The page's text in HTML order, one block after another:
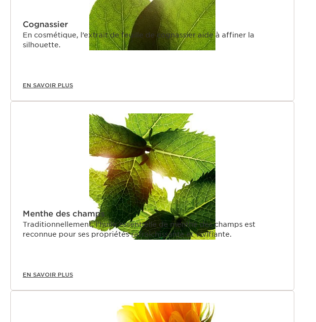
Cognassier
En cosmétique, l’extrait de feuille de cognassier aide à affiner la
silhouette.
EN SAVOIR PLUS
Menthe des champs
Traditionnellement, l’huile essentielle de menthe des champs est
reconnue pour ses propriétés rafraîchissante et vivifiante.
EN SAVOIR PLUS